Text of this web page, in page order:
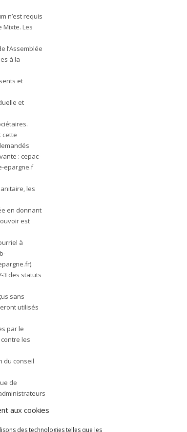
aux cookies
des technologies telles que les
n’est requis
Mixte. Les
l’Assemblée
à la
et
et
cette
: cepac-
epargne.f
les
en donnant
est
à
).
3 des statuts
sans
utilisés
par le
les
du conseil
de